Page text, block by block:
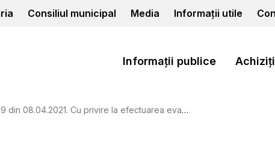
Consiliul municipal Media Informații utile
Informații publice
Cu privire la efectuarea evaluării iniţiale a situaţiei copilului